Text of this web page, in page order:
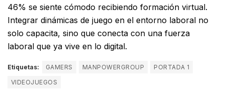
46% se siente cómodo recibiendo formación virtual.
Integrar dinámicas de juego en el entorno laboral no
solo capacita, sino que conecta con una fuerza
laboral que ya vive en lo digital.
Etiquetas: GAMERS MANPOWERGROUP
PORTADA 1
VIDEOJUEGOS